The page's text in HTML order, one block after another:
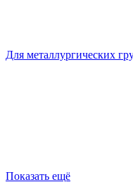
Для металлургических
Показать ещё